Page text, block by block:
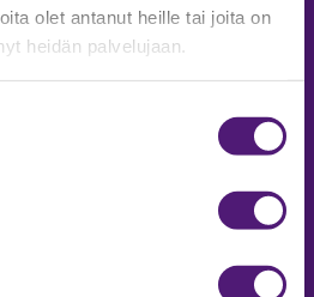
olet antanut heille tai joita on
heidän palvelujaan.
& Varaukset